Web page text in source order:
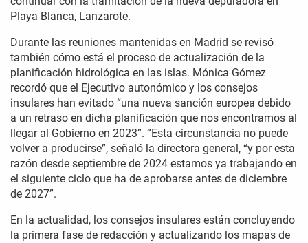
Playa Blanca, Lanzarote.
Durante las reuniones mantenidas en Madrid se revisó
también cómo está el proceso de actualización de la
planificación hidrológica en las islas. Mónica Gómez
recordó que el Ejecutivo autonómico y los consejos
insulares han evitado “una nueva sanción europea debido
a un retraso en dicha planificación que nos encontramos al
llegar al Gobierno en 2023”. “Esta circunstancia no puede
volver a producirse”, señaló la directora general, “y por esta
razón desde septiembre de 2024 estamos ya trabajando en
el siguiente ciclo que ha de aprobarse antes de diciembre
de 2027”.
En la actualidad, los consejos insulares están concluyendo
la primera fase de redacción y actualizando los mapas de